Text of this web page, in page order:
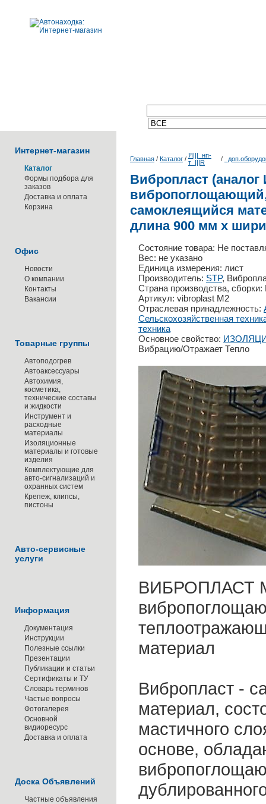
Интернет-магазин
Каталог
Формы подбора для
заказов
Доставка и оплата
Корзина
Офис
Новости
О компании
Контакты
Вакансии
Товарные группы
Автоподогрев
Автоаксессуары
Автохимия,
косметика,
технические составы
и жидкости
Инструмент и
расходные
материалы
Изоляционные
материалы и готовые
изделия
Комплектующие для
авто-сигнализаций и
охранных систем
Крепеж, клипсы,
пистоны
Авто-сервисные
услуги
Информация
Документация
Инструкции
Полезные ссылки
Презентации
Публикации и статьи
Сертификаты и ТУ
Словарь терминов
Частые вопросы
Фотогалерея
Основной
видиоресурс
Доставка и оплата
Доска Объявлений
Частные объявления
Главная / Каталог / Я|||_нп-
т_|||R
/
Вибропласт
самоклеящийся
длина 900 мм х
Состояние товара: Не
Вес: не указано
Единица измерения: лист
Производитель: STP,
Страна производства, сборки:
Артикул: vibroplast M2
Отраслевая принадлежность:
Сельскохозяйственная
техника
Основное свойство:
Вибрацию/Отражает Тепло
ВИБРОПЛАСТ
материал
Вибропласт -
материал,
мастичного
основе,